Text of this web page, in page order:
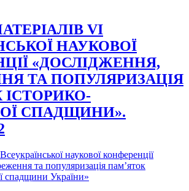
VІ
НАУКОВОЇ
«ДОСЛІДЖЕННЯ,
ТА ПОПУЛЯРИЗАЦІЯ
СПАДЩИНИ».
наукової конференції
та популяризація пам’яток
спадщини України»